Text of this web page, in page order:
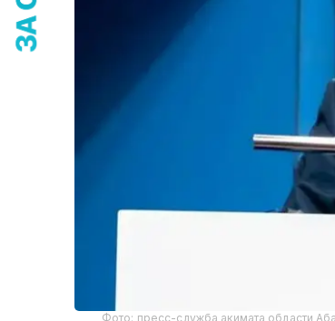
Фото: пресс-служба акимата области